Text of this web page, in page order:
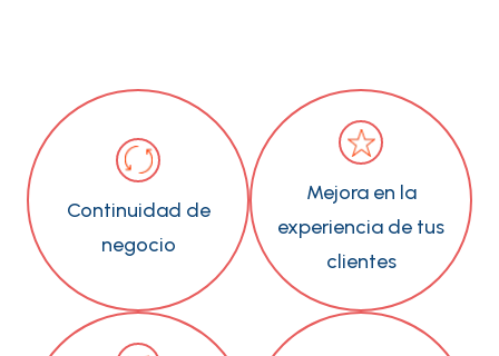
Continuidad de
negocio
Mejora en la
experiencia de tus
clientes